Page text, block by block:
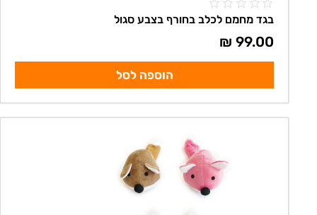
בגד מחמם לכלב בחורף בצבע סגול
99.00
₪
הוספה לסל